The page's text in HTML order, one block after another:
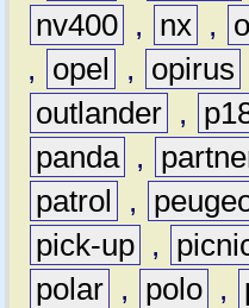
nv400 , nx ,
,
opel , opirus
outlander ,
panda ,
patrol
,
pick-up ,
polar , polo ,